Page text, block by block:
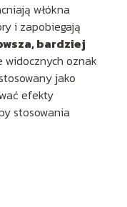
włókna
i zapobiegają
bardziej
oznak
jako
efekty
stosowania